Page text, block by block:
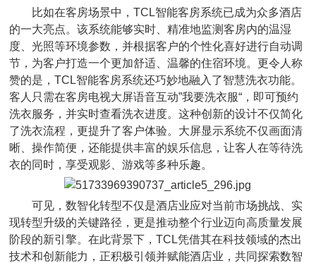
比如在客房场景中，TCL智能客房系统已成为众多酒店
的一大亮点。该系统能够实时、精准地监测客房内的温湿
度、光照等环境参数，并根据客户的个性化喜好进行自动调
节，为客户打造一个更加舒适、温馨的住宿环境。更令人称
赞的是，TCL智能客房系统还巧妙地融入了智慧洗衣功能。
客人只需在客房电视大屏语音互动”我要洗衣服“，即可预约
洗衣服务，并实时查看洗衣进度。这种创新的设计不仅简化
了洗衣流程，更提升了客户体验。大屏显示系统不仅画面清
晰、操作简便，还能提供丰富的娱乐信息，让客人在等待洗
衣的同时，享受观影、游戏等多种乐趣。
可见，数智化转型不仅是酒店业应对当前市场挑战、实
现转型升级的关键路径，更是推动整个行业迈向高质量发展
阶段的新引擎。在此背景下，TCL凭借其在科技领域的杰出
技术和创新能力，正积极引领并赋能酒店业，共同探索数智